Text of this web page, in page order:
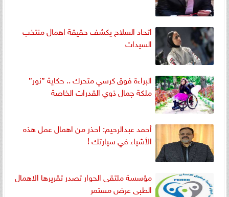
اتحاد السلاح يكشف حقيقة اهمال منتخب
السيدات
البراءة فوق كرسي متحرك .. حكاية ”نور”
ملكة جمال ذوي القدرات الخاصة
أحمد عبدالرحيم: احذر من اهمال عمل هذه
الأشياء في سيارتك !
مؤسسة ملتقى الحوار تصدر تقريرها الاهمال
الطبى عرض مستمر